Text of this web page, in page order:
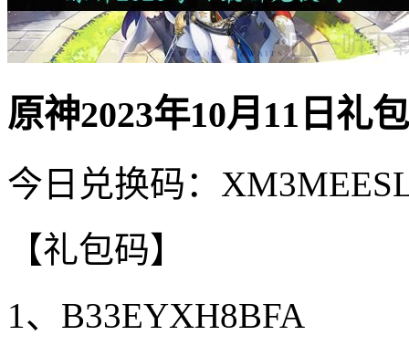
原神2023年10月11日礼
今日兑换码：
【礼包码】
1、B33EYXH8BFA